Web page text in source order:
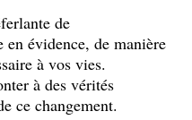
de
évidence, de manière
à vos vies.
à des vérités
ce changement.